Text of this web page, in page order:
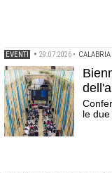
EVENTI • 29.07.2026 • CALABRIA
le